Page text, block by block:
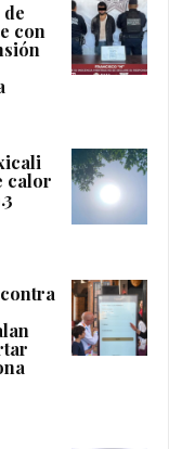
con
calor
contra